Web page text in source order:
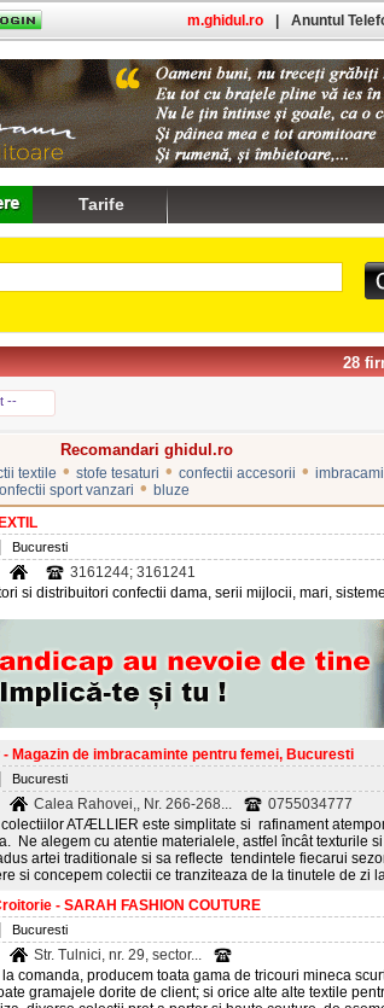
28
--
Recomandari ghidul.ro
textile • stofe tesaturi • confectii accesorii •
sport vanzari • bluze
Bucuresti
3161244; 3161241
si distribuitori confectii dama, serii mijlocii, mari,
Magazin de imbracaminte pentru femei, Bucuresti
Bucuresti
Calea Rahovei,, Nr. 266-268...
0755034777
colectiilor ATÆLLIER este simplitate si rafinament
Ne alegem cu atentie materialele, astfel încât texturile
artei traditionale si sa reflecte tendintele fiecarui
si concepem colectii ce tranziteaza de la tinutele de zi
- SARAH FASHION COUTURE
Bucuresti
Str. Tulnici, nr. 29, sector...
comanda, producem toata gama de tricouri mineca
gramajele dorite de client; si orice alte alte textile
m.ghidul.ro Anuntul
Tarife